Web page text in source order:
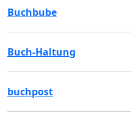
Buchbube
Buch-Haltung
buchpost